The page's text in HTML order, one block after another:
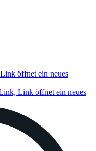
öffnet ein neues
Link öffnet ein neues